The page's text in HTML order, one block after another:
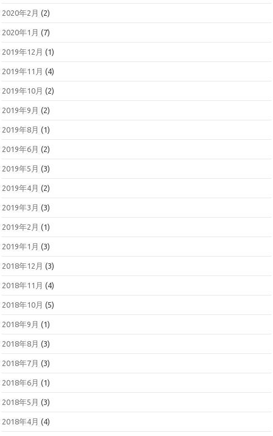
2020年2月 (2)
2020年1月 (7)
2019年12月 (1)
2019年11月 (4)
2019年10月 (2)
2019年9月 (2)
2019年8月 (1)
2019年6月 (2)
2019年5月 (3)
2019年4月 (2)
2019年3月 (3)
2019年2月 (1)
2019年1月 (3)
2018年12月 (3)
2018年11月 (4)
2018年10月 (5)
2018年9月 (1)
2018年8月 (3)
2018年7月 (3)
2018年6月 (1)
2018年5月 (3)
2018年4月 (4)